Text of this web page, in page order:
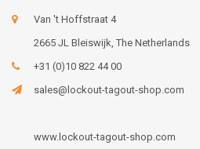
Van 't Hoffstraat 4
2665 JL Bleiswijk, The Netherlands
+31 (0)10 822 44 00
sales@lockout-tagout-shop.com
www.lockout-tagout-shop.com